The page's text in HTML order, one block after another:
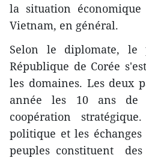
la situation
Vietnam, en général.
Selon le diplomate, le
République de Corée
les domaines. Les deux
année les 10 ans de
coopération
politique et les
peuples constituent des